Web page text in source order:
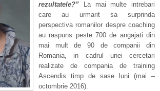
rezultatele?”
La mai multe intrebari
care au urmarit sa surprinda
perspectiva romanilor despre coaching
au raspuns peste 700 de angajati din
mai mult de 90 de companii din
Romania, in cadrul unei cercetari
realizate de compania de training
Ascendis timp de sase luni (mai –
octombrie 2016).